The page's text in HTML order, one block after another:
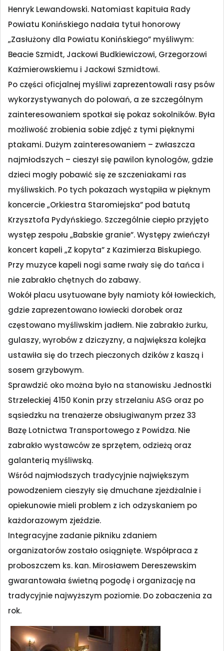
Henryk Lewandowski. Natomiast kapituła Rady
Powiatu Konińskiego nadała tytuł honorowy
„Zasłużony dla Powiatu Konińskiego” myśliwym:
Beacie Szmidt, Jackowi Budkiewiczowi, Grzegorzowi
Kaźmierowskiemu i Jackowi Szmidtowi.
Po części oficjalnej myśliwi zaprezentowali rasy psów
wykorzystywanych do polowań, a ze szczególnym
zainteresowaniem spotkał się pokaz sokolników. Była
możliwość zrobienia sobie zdjęć z tymi pięknymi
ptakami. Dużym zainteresowaniem – zwłaszcza
najmłodszych – cieszył się pawilon kynologów, gdzie
dzieci mogły pobawić się ze szczeniakami ras
myśliwskich. Po tych pokazach wystąpiła w pięknym
koncercie „Orkiestra Staromiejska” pod batutą
Krzysztofa Pydyńskiego. Szczególnie ciepło przyjęto
występ zespołu „Babskie granie”. Występy zwieńczył
koncert kapeli „Z kopyta” z Kazimierza Biskupiego.
Przy muzyce kapeli nogi same rwały się do tańca i
nie zabrakło chętnych do zabawy.
Wokół placu usytuowane były namioty kół łowieckich,
gdzie zaprezentowano łowiecki dorobek oraz
częstowano myśliwskim jadłem. Nie zabrakło żurku,
gulaszy, wyrobów z dziczyzny, a największa kolejka
ustawiła się do trzech pieczonych dzików z kaszą i
sosem grzybowym.
Sprawdzić oko można było na stanowisku Jednostki
Strzeleckiej 4150 Konin przy strzelaniu ASG oraz po
sąsiedzku na trenażerze obsługiwanym przez 33
Bazę Lotnictwa Transportowego z Powidza. Nie
zabrakło wystawców ze sprzętem, odzieżą oraz
galanterią myśliwską.
Wśród najmłodszych tradycyjnie największym
powodzeniem cieszyły się dmuchane zjeżdżalnie i
opiekunowie mieli problem z ich odzyskaniem po
każdorazowym zjeździe.
Integracyjne zadanie pikniku zdaniem
organizatorów zostało osiągnięte. Współpraca z
proboszczem ks. kan. Mirosławem Dereszewskim
gwarantowała świetną pogodę i organizację na
tradycyjnie najwyższym poziomie. Do zobaczenia za
rok.